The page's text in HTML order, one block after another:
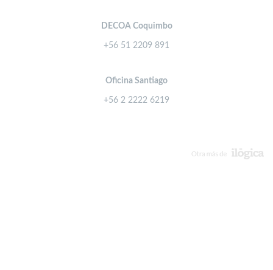
DECOA Coquimbo
+56 51 2209 891
Oficina Santiago
+56 2 2222 6219